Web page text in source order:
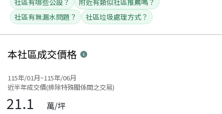
社區有無漏水問題？
社區垃圾處理方式？
本社區成交價格
115年/01月~115年/06月
近半年成交價(排除特殊關係間之交易)
21.1 萬/坪